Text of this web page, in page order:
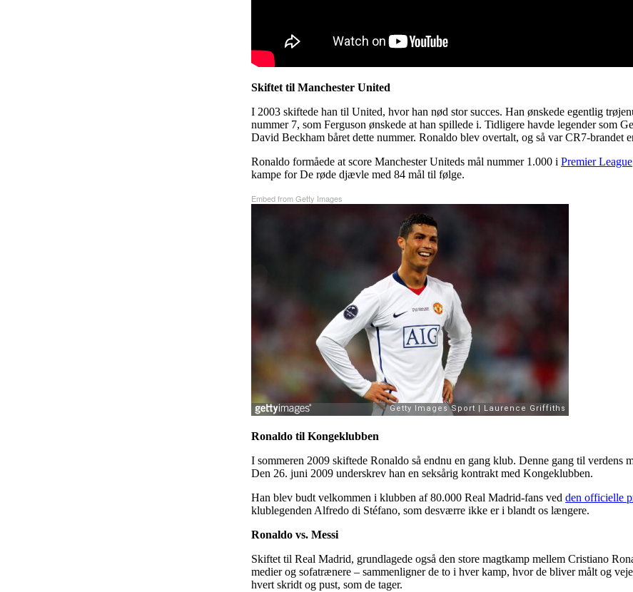
Skiftet til Manchester United
I 2003 skiftede han til United, hvor han nød stor succes. Han ønskede egentlig
nummer 7, som Ferguson ønskede at han spillede i. Tidligere havde legender som
David Beckham båret dette nummer. Ronaldo blev overtalt, og så var CR7-brandet
Ronaldo formåede at score Manchester Uniteds mål nummer 1.000 iPremier League
kampe for De røde djævle med 84 mål til følge.
Embed from Getty Images
Ronaldo til Kongeklubben
I sommeren 2009 skiftede Ronaldo så endnu en gang klub. Denne gang til verdens
Den 26. juni 2009 underskrev han en seksårig kontrakt med Kongeklubben.
Han blev budt velkommen i klubben af 80.000 Real Madrid-fans vedden officielle
klublegenden Alfredo di Stéfano, som desværre ikke er i blandt os længere.
Ronaldo vs. Messi
Skiftet til Real Madrid, grundlagede også den store magtkamp mellem Cristiano
medier og sofatrænere – sammenligner de to i hver kamp, hvor de bliver målt og
hvert skridt og pust, som de tager.